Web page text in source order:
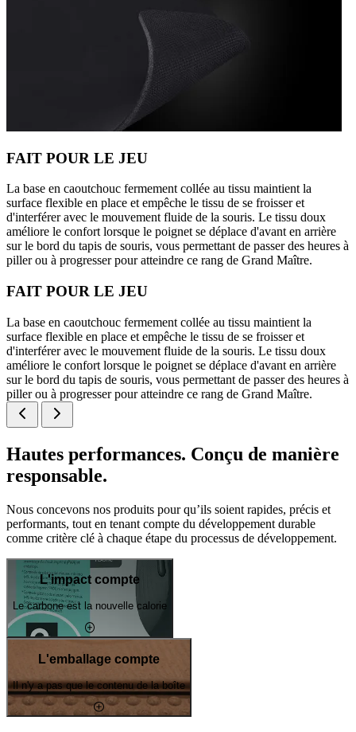
FAIT POUR LE JEU
La base en caoutchouc fermement collée au tissu maintient la
surface flexible en place et empêche le tissu de se froisser et
d'interférer avec le mouvement fluide de la souris. Le tissu doux
améliore le confort lorsque le poignet se déplace d'avant en arrière
sur le bord du tapis de souris, vous permettant de passer des heures à
piller ou à progresser pour atteindre ce rang de Grand Maître.
FAIT POUR LE JEU
La base en caoutchouc fermement collée au tissu maintient la
surface flexible en place et empêche le tissu de se froisser et
d'interférer avec le mouvement fluide de la souris. Le tissu doux
améliore le confort lorsque le poignet se déplace d'avant en arrière
sur le bord du tapis de souris, vous permettant de passer des heures à
piller ou à progresser pour atteindre ce rang de Grand Maître.
Hautes performances. Conçu de manière
responsable.
Nous concevons nos produits pour qu’ils soient rapides, précis et
performants, tout en tenant compte du développement durable
comme critère clé à chaque étape du processus de développement.
L'impact compte
Le carbone est la nouvelle calorie
L'emballage compte
Il n'y a pas que le contenu de la boîte